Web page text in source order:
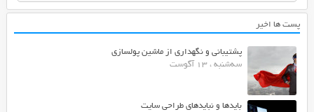
پست ها اخیر
پشتیبانی و نگهداری از ماشین پولسازی
سه‌شنبه ، 13 آگوست
بایدها و نبایدهای طراحی سایت